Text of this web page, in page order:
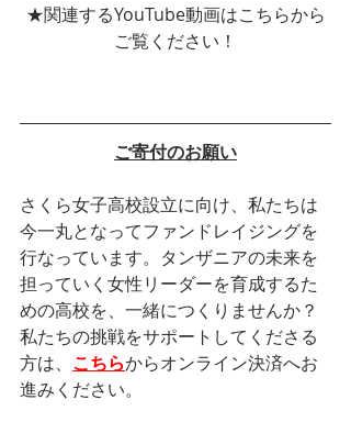
★関連するYouTube動画はこちらから
ご覧ください！
ご寄付のお願い
さくら女子高校設立に向け、私たちは
今一丸となってファンドレイジングを
行なっています。タンザニアの未来を
担っていく女性リーダーを育成するた
めの高校を、一緒につくりませんか？
私たちの挑戦をサポートしてくださる
方は、 こちらからオンライン決済へお
進みください。